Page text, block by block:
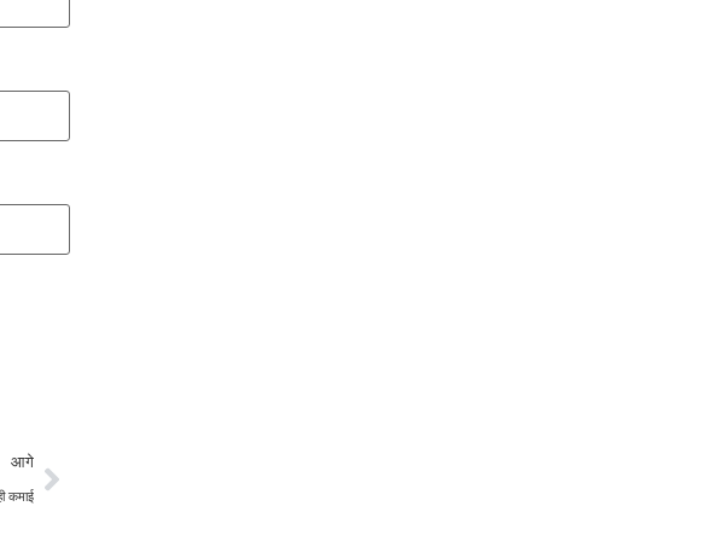
आगे
कमाई